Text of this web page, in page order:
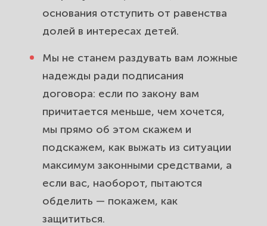
основания отступить от равенства
долей в интересах детей.
Мы не станем раздувать вам ложные
надежды ради подписания
договора: если по закону вам
причитается меньше, чем хочется,
мы прямо об этом скажем и
подскажем, как выжать из ситуации
максимум законными средствами, а
если вас, наоборот, пытаются
обделить — покажем, как
защититься.